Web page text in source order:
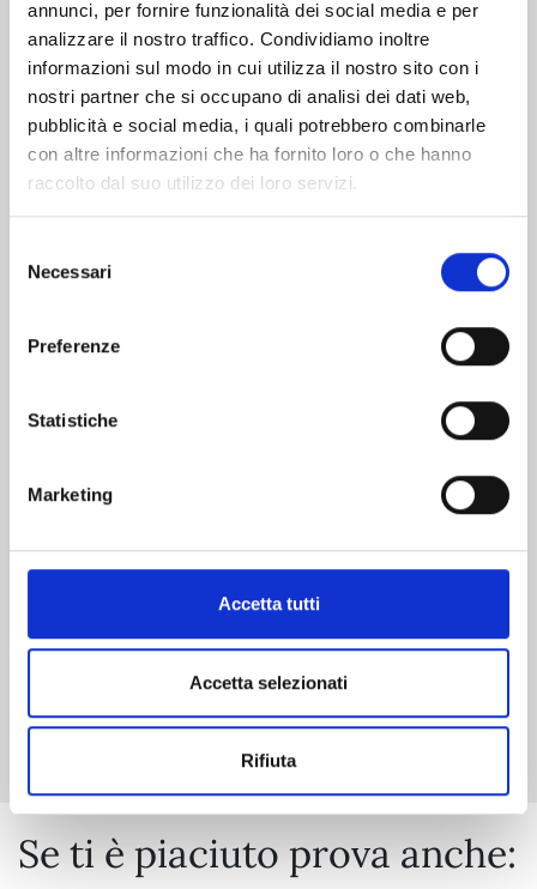
annunci, per fornire funzionalità dei social media e per
analizzare il nostro traffico. Condividiamo inoltre
informazioni sul modo in cui utilizza il nostro sito con i
nostri partner che si occupano di analisi dei dati web,
pubblicità e social media, i quali potrebbero combinarle
con altre informazioni che ha fornito loro o che hanno
raccolto dal suo utilizzo dei loro servizi.
delNecessari
Preferenze
Statistiche
Marketing
Accetta tutti
Accetta selezionati
Rifiuta
Altri volumi della serie
I CAVALIERI DELLO ZODIACO - SAINT SEIYA:
Se ti è piaciuto prova anche: